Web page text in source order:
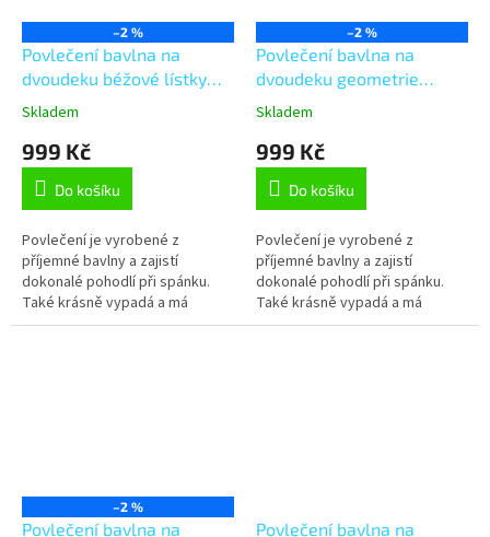
–2 %
Povlečení bavlna na
dvoudeku béžové lístky
180x200, 2ks 70x90 cm
Skladem
999 Kč
Do košíku
Povlečení je vyrobené z
příjemné bavlny a zajistí
dokonalé pohodlí při spánku.
Také krásně vypadá a má
kvalitní potisk, což zaručuje
–2 %
Povlečení bavlna na
dvoudeku geometrie
modrá 180x200, 2ks
Skladem
999 Kč
Do košíku
Povlečení je vyrobené z
příjemné bavlny a zajistí
dokonalé pohodlí při spánku.
Také krásně vypadá a má
kvalitní potisk, což zaručuje
–2 %
Povlečení bavlna na
Povlečení bavlna na